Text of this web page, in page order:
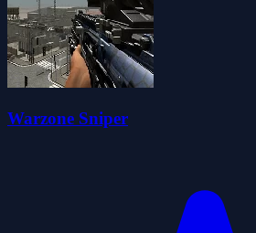
Warzone Sniper